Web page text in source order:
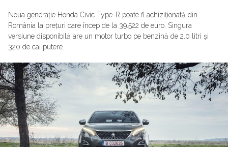
Noua generație Honda Civic Type-R poate fi achiziționată din
România la prețuri care încep de la 39.522 de euro. Singura
versiune disponibilă are un motor turbo pe benzină de 2.0 litri și
320 de cai putere.